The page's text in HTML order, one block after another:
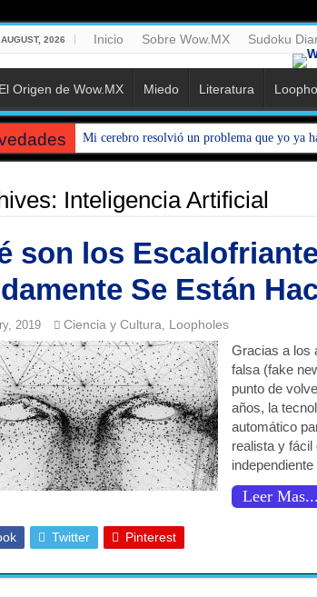
2026 Inicio Sobre Wow.MX Sudoku
El Origen de Wow.MX Miedo Literatura
Mi cerebro resolvió un problema que yo ya
Inteligencia Artificial
son los
Se Están
2019 Ciencia y Cultura, Loopholes
Gracias a los
falsa (fake
punto de
años, la
automático
realista y fácil
Leer Mas...
Twitter Pinterest